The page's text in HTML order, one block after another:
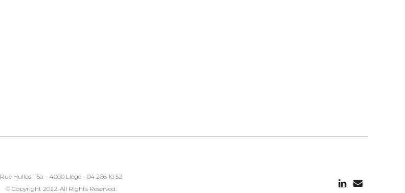
Rue Hullos 115a – 4000 Liège - 04 266 10 52
© Copyright 2022. All Rights Reserved.